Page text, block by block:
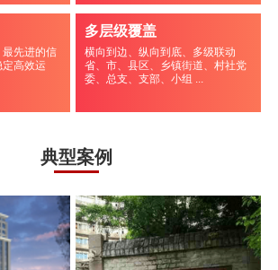
先进的信
高效运
多层级覆盖
横向到边、纵向到底、多级联动
省、市、县区、乡镇街道、村社党
委、总支、支部、小组 ...
典型案例